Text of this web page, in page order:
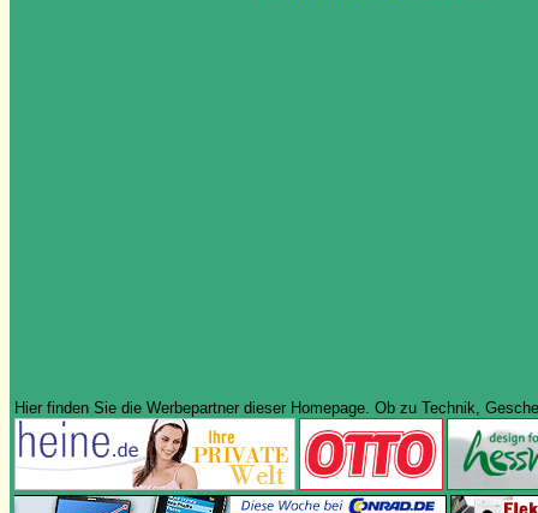
Hier finden Sie die Werbepartner dieser Homepage. Ob zu Technik,